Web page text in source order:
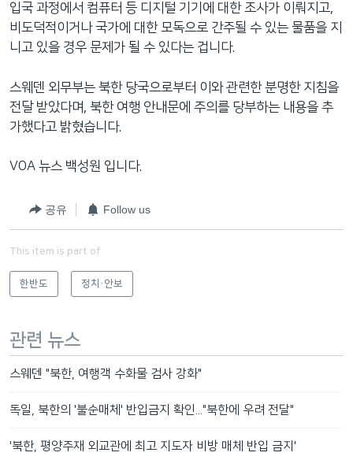
입국 과정에서 컴퓨터 등 디지털 기기에 대한 조사가 이뤄지고,
비도덕적이거나 국가에 대한 모독으로 간주될 수 있는 물품을 지
니고 있을 경우 문제가 될 수 있다는 겁니다.
스웨덴 외무부는 북한 당국으로부터 이와 관련한 분명한 지침을
전달 받았다며, 북한 여행 안내문에 주의를 당부하는 내용을 추
가했다고 밝혔습니다.
VOA 뉴스 백성원 입니다.
공유 Follow us
This item is part of
한반도 정치·안보
관련 뉴스
스웨덴 "북한, 여행객 수화물 검사 강화"
독일, 북한의 '불순매체' 반입금지 확인..."북한에 우려 전달"
'북한, 평양주재 외교관에 최고 지도자 비방 매체 반입 금지'